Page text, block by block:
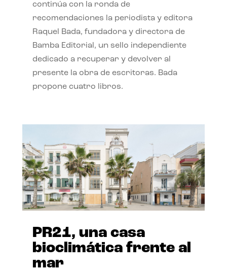
continúa con la ronda de
recomendaciones la periodista y editora
Raquel Bada, fundadora y directora de
Bamba Editorial, un sello independiente
dedicado a recuperar y devolver al
presente la obra de escritoras. Bada
propone cuatro libros.
PR21, una casa
bioclimática frente al
mar